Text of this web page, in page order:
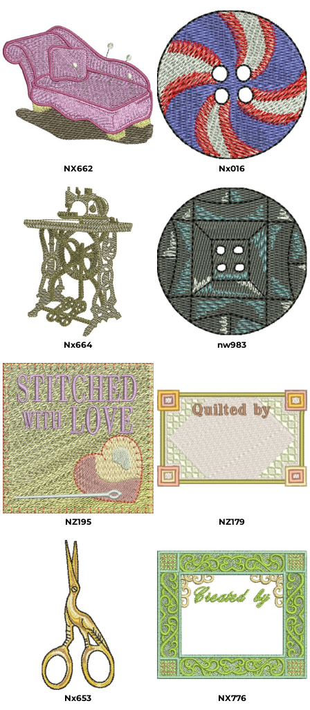
NX662 Nx016
Nx664 nw983
NZ195 NZ179
Nx653 NX776